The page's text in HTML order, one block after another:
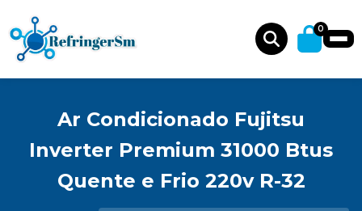
0
Ar Condicionado Fujitsu
Inverter Premium 31000 Btus
Quente e Frio 220v R-32